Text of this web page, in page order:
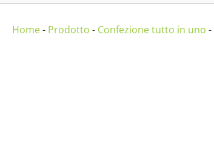
Home- Prodotto - Confezione tutto in uno -